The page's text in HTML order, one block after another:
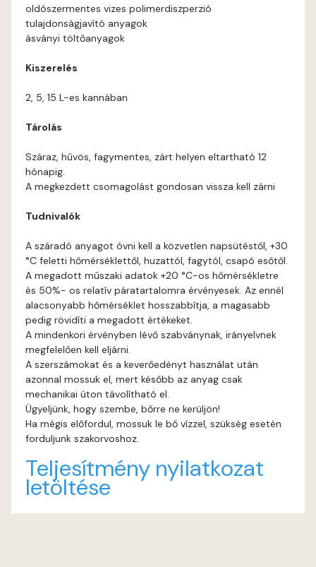
Pumpkin B
Rose B
Rust A
Sienna A
Sulphur B
Terra A
Umbra A
Vulcan-red A
oldószermentes vizes polimerdiszperzió
tulajdonságjavító anyagok
ásványi töltőanyagok
Kiszerelés
2, 5, 15 L-es kannában
Tárolás
Száraz, hűvös, fagymentes, zárt helyen eltartható 12
hónapig.
A megkezdett csomagolást gondosan vissza kell zárni
Tudnivalók
A száradó anyagot óvni kell a közvetlen napsütéstől, +30
°C feletti hőmérséklettől, huzattól, fagytól, csapó esőtől.
A megadott műszaki adatok +20 °C-os hőmérsékletre
és 50%- os relatív páratartalomra érvényesek. Az ennél
alacsonyabb hőmérséklet hosszabbítja, a magasabb
pedig rövidíti a megadott értékeket.
A mindenkori érvényben lévő szabványnak, irányelvnek
megfelelően kell eljárni.
A szerszámokat és a keverőedényt használat után
azonnal mossuk el, mert később az anyag csak
mechanikai úton távolítható el.
Ügyeljünk, hogy szembe, bőrre ne kerüljön!
Ha mégis előfordul, mossuk le bő vízzel, szükség esetén
forduljunk szakorvoshoz.
Teljesítmény nyilatkozat
letöltése